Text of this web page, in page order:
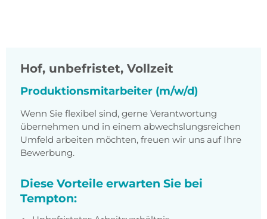
Hof, unbefristet, Vollzeit
Produktionsmitarbeiter (m/w/d)
Wenn Sie flexibel sind, gerne Verantwortung
übernehmen und in einem abwechslungsreichen
Umfeld arbeiten möchten, freuen wir uns auf Ihre
Bewerbung.
Diese Vorteile erwarten Sie bei
Tempton: